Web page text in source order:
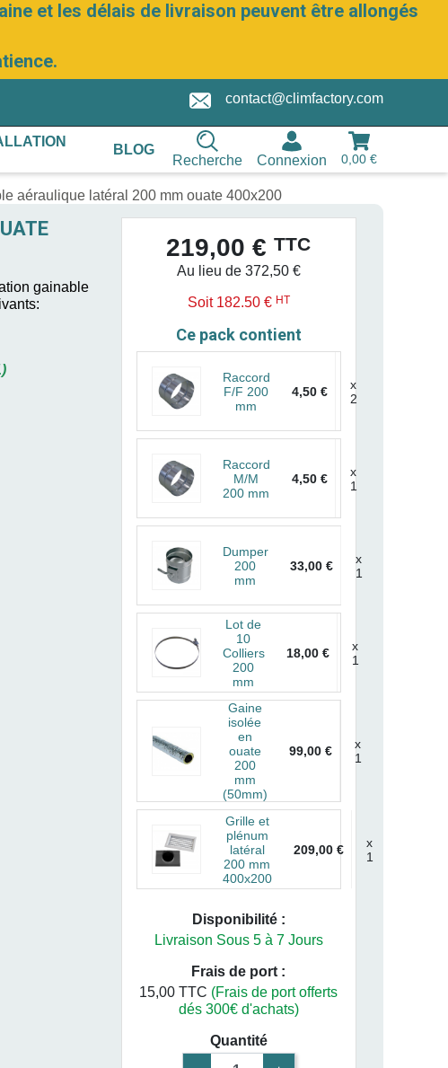
et les délais de livraison peuvent être allongés
contact@climfactory.com
BLOG
Recherche Connexion 0,00 €
aéraulique latéral 200 mm ouate 400x200
gainable
219,00 €TTC
Au lieu de 372,50 €
Soit 182.50 € HT
Ce pack contient
Raccord
F/F 200
mm
4,50 €
x
2
Raccord
M/M
200 mm
4,50 €
x
1
Dumper
200
mm
33,00 €
x
1
Lot de
10
Colliers
200
mm
18,00 €
x
1
Gaine
isolée
en
ouate
200
mm
(50mm)
99,00 €
x
1
Grille et
plénum
latéral
200 mm
400x200
209,00 €
x
1
Disponibilité :
Livraison Sous 5 à 7 Jours
Frais de port :
15,00 TTC (Frais de port offerts
dés 300€ d'achats)
Quantité